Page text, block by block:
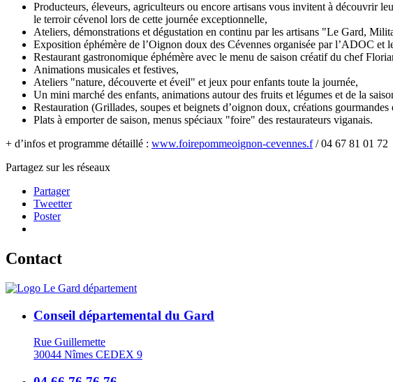
Producteurs, éleveurs, agriculteurs ou encore artisans vous invitent à découvrir
le terroir cévenol lors de cette journée exceptionnelle,
Ateliers, démonstrations et dégustation en continu par les artisans "Le Gard,
Exposition éphémère de l’Oignon doux des Cévennes organisée par l’ADOC
Restaurant gastronomique éphémère avec le menu de saison créatif du chef
Animations musicales et festives,
Ateliers "nature, découverte et éveil" et jeux pour enfants toute la journée,
Un mini marché des enfants, animations autour des fruits et légumes et de la
Restauration (Grillades, soupes et beignets d’oignon doux, créations
Plats à emporter de saison, menus spéciaux "foire" des restaurateurs viganais.
+ d’infos et programme détaillé : www.foirepommeoignon-cevennes.f/ 04 67 81 01 72
Partagez sur les réseaux
Partager
Tweetter
Poster
Contact
Conseil départemental du Gard
Rue Guillemette
30044 Nîmes CEDEX 9